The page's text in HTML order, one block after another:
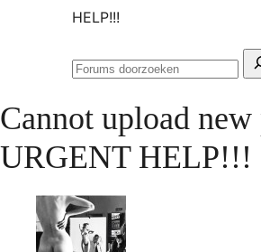
HELP!!!
Zoeken
Cannot upload
URGENT HELP!!!